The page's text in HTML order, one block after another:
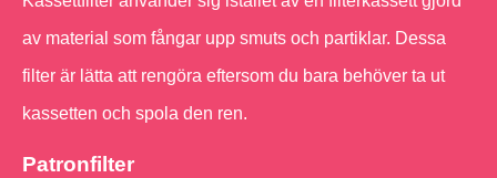
av material som fångar upp smuts och partiklar. Dessa
filter är lätta att rengöra eftersom du bara behöver ta ut
kassetten och spola den ren.
Patronfilter